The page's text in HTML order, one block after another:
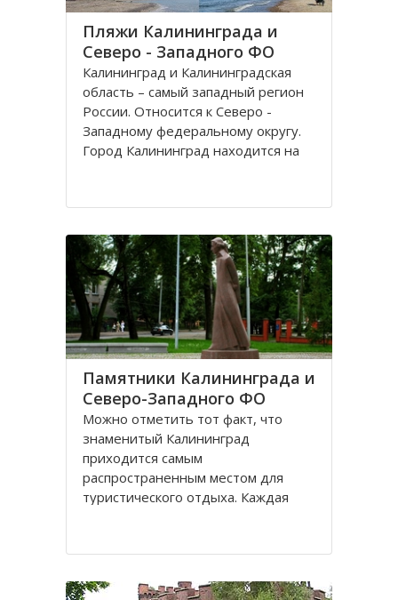
Пляжи Калининграда и
Северо - Западного ФО
Калининград и Калининградская
область – самый западный регион
России. Относится к Северо -
Западному федеральному округу.
Город Калининград находится на
Санкт-Петербурге, поэтому летом
полноценно отдохнуть
Памятники Калининграда и
Северо-Западного ФО
Можно отметить тот факт, что
знаменитый Калининград
приходится самым
распространенным местом для
туристического отдыха. Каждая
притягивает, усиливает желание
привлекательное место. Здесь